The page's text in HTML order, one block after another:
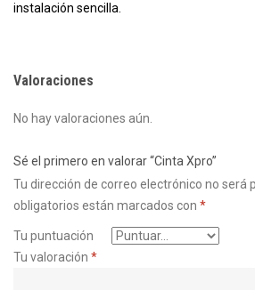
instalación sencilla.
Valoraciones
No hay valoraciones aún.
Sé el primero en valorar “Cinta Xpro”
Tu dirección de correo electrónico no será
obligatorios están marcados con *
Tu puntuación
Tu valoración *